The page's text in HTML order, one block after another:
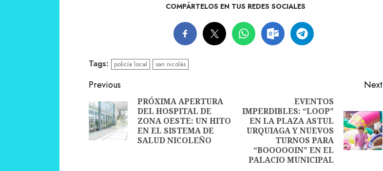
COMPÁRTELOS EN TUS REDES SOCIALES
Tags: policía local san nicolás
Continue
Reading
Previous
Previous
post:
PRÓXIMA APERTURA
DEL HOSPITAL DE
ZONA OESTE: UN HITO
EN EL SISTEMA DE
SALUD NICOLEÑO
Next
Next
EVENTOS
IMPERDIBLES: “LOOP”
EN LA PLAZA ASTUL
URQUIAGA Y NUEVOS
TURNOS PARA
“BOOOOOIN” EN EL
PALACIO MUNICIPAL